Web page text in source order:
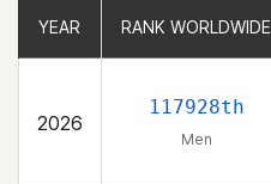
YEAR RANK WORLDWIDE
2026
117928th
Men
YEAR RANK WORLDWIDE